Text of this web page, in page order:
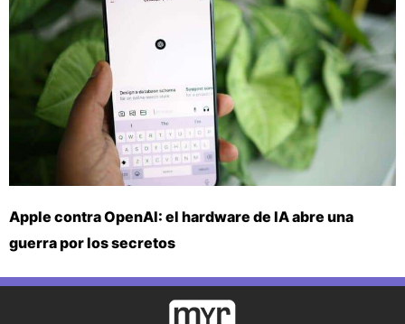
Apple contra OpenAI: el hardware de IA abre una
guerra por los secretos